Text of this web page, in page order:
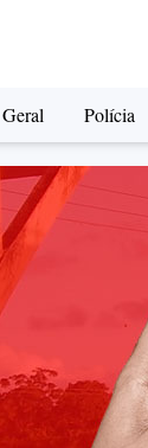
Geral Polícia